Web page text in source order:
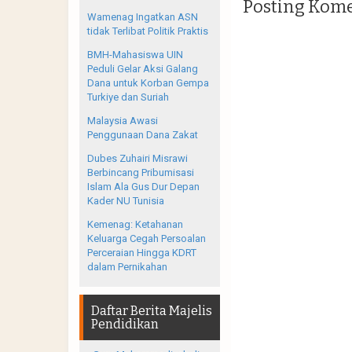
Posting
Wamenag Ingatkan ASN
tidak Terlibat Politik Praktis
BMH-Mahasiswa UIN
Peduli Gelar Aksi Galang
Dana untuk Korban Gempa
Turkiye dan Suriah
Malaysia Awasi
Penggunaan Dana Zakat
Dubes Zuhairi Misrawi
Berbincang Pribumisasi
Islam Ala Gus Dur Depan
Kader NU Tunisia
Kemenag: Ketahanan
Keluarga Cegah Persoalan
Perceraian Hingga KDRT
dalam Pernikahan
Daftar Berita Majelis
Pendidikan